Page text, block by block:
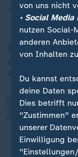
11.01.2026 | 4:46 min
Es gehe nun vor
gemeinsame
so der Vizekanzler.
Aber
„
Lars Klingbeil,
von uns nicht
• Social
nutzen Social-
anderen
von Inhalten
Du kannst
deine Daten
Dies betrifft
"Zustimmen"
unserer
Einwilligung